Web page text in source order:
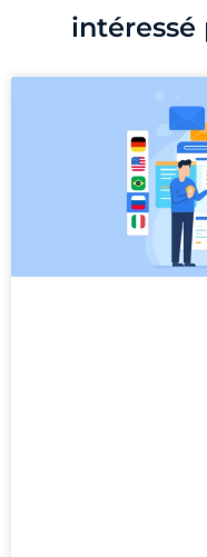
intéressé